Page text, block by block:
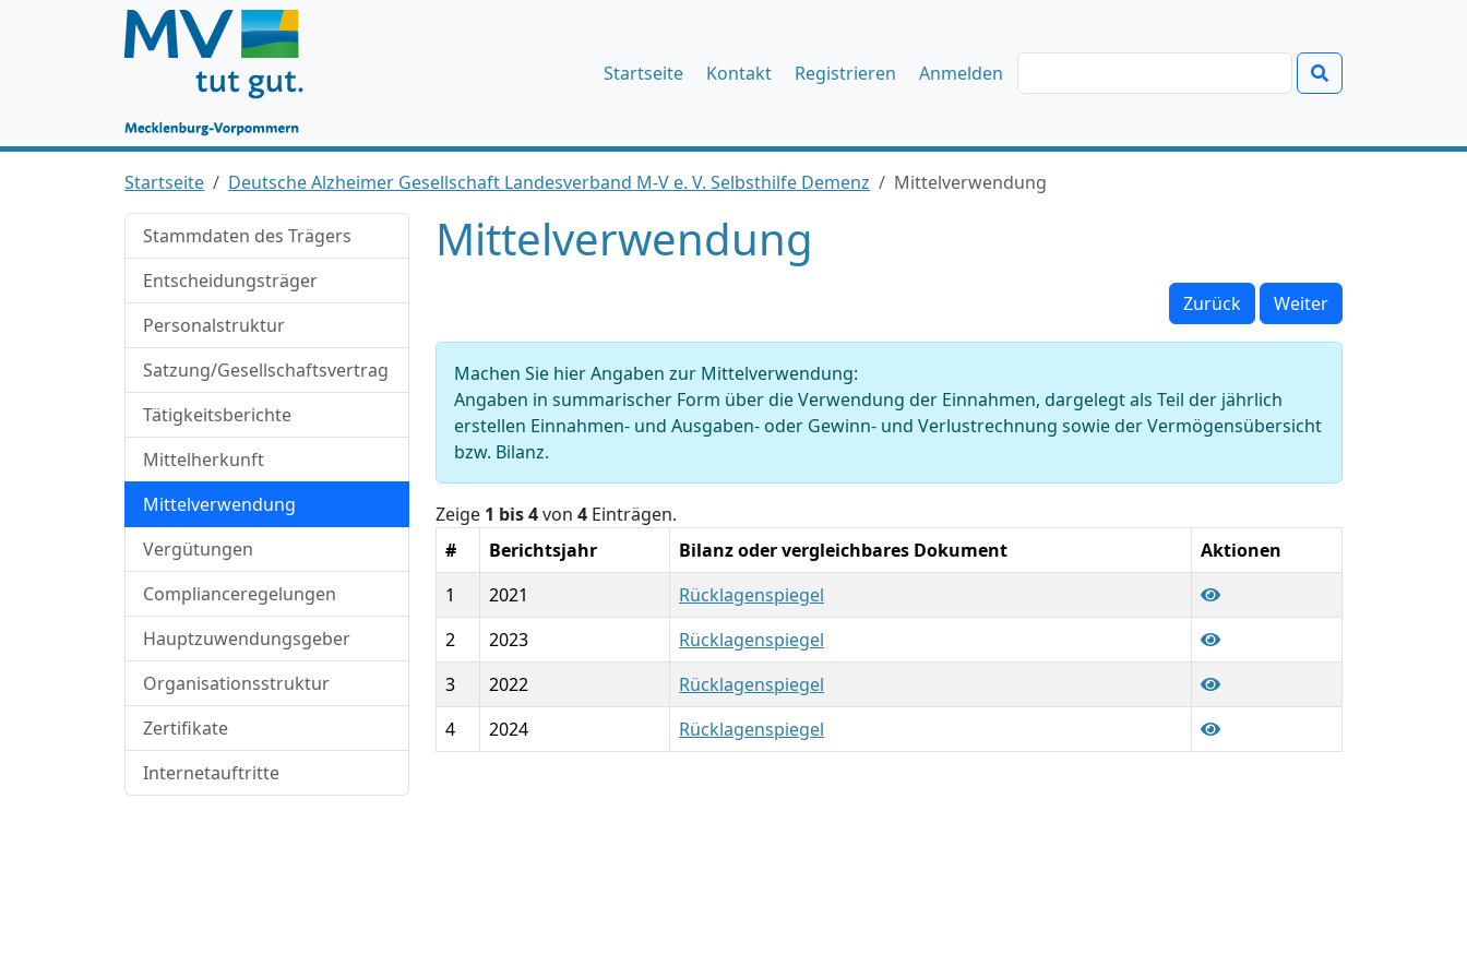
Startseite Kontakt Registrieren Anmelden
Startseite Deutsche Alzheimer Gesellschaft Landesverband M-V e. V. Selbsthilfe Demenz Mittelverwendung
Stammdaten des Trägers
Entscheidungsträger
Personalstruktur
Satzung/Gesellschaftsvertrag
Tätigkeitsberichte
Mittelherkunft
Mittelverwendung
Vergütungen
Complianceregelungen
Hauptzuwendungsgeber
Organisationsstruktur
Zertifikate
Internetauftritte
Mittelverwendung
Zurück Weiter
Machen Sie hier Angaben zur Mittelverwendung:
Angaben in summarischer Form über die Verwendung der Einnahmen, dargelegt als Teil der jährlich
erstellen Einnahmen- und Ausgaben- oder Gewinn- und Verlustrechnung sowie der Vermögensübersicht
bzw. Bilanz.
Zeige 1 bis 4von 4 Einträgen.
#
Berichtsjahr Bilanz oder vergleichbares Dokument
Aktionen
1
2021
Rücklagenspiegel
2
2023
Rücklagenspiegel
3
2022
Rücklagenspiegel
4
2024 Rücklagenspiegel